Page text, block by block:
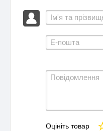
Оцініть товар